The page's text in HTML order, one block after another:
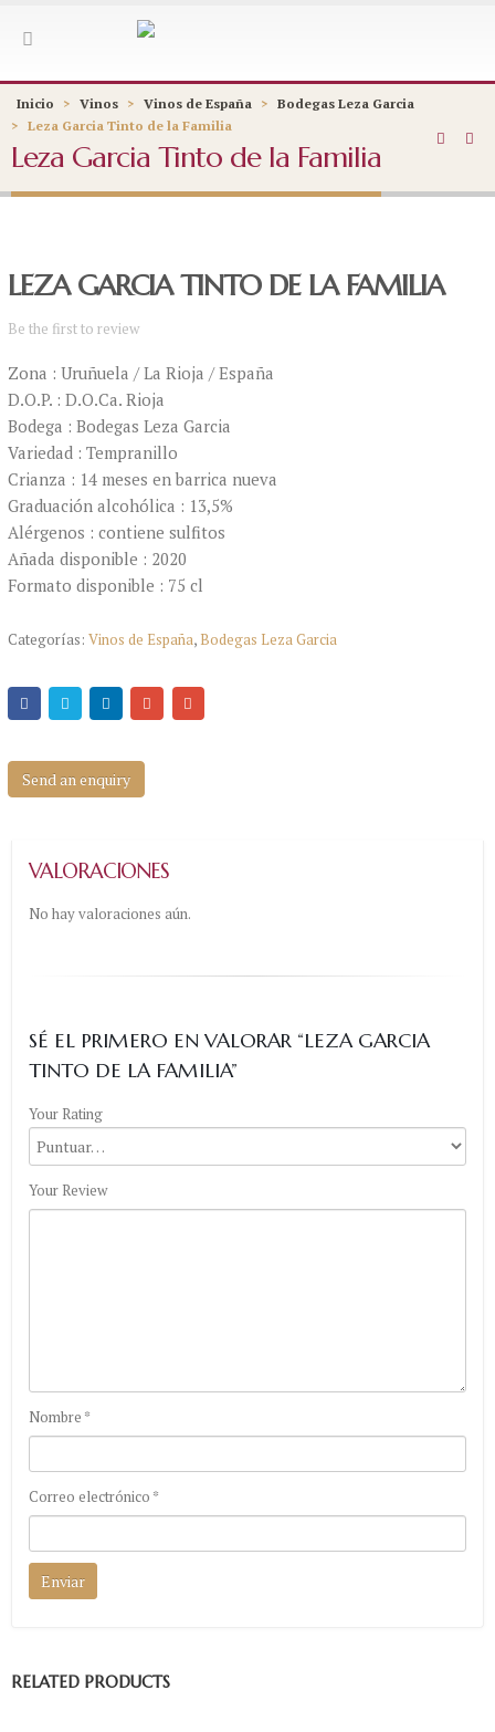
Inicio > Vinos > Vinos de España > Bodegas Leza Garcia
> Leza Garcia Tinto de la Familia
Leza Garcia Tinto de la Familia
LEZA GARCIA TINTO DE LA FAMILIA
Be the first to review
Zona : Uruñuela / La Rioja / España
D.O.P. : D.O.Ca. Rioja
Bodega : Bodegas Leza Garcia
Variedad : Tempranillo
Crianza : 14 meses en barrica nueva
Graduación alcohólica : 13,5%
Alérgenos : contiene sulfitos
Añada disponible : 2020
Formato disponible : 75 cl
Categorías: Vinos de España, Bodegas Leza Garcia
Send an enquiry
VALORACIONES
No hay valoraciones aún.
SÉ EL PRIMERO EN VALORAR “LEZA GARCIA
TINTO DE LA FAMILIA”
Your Rating
Your Review
Nombre *
Correo electrónico *
RELATED PRODUCTS